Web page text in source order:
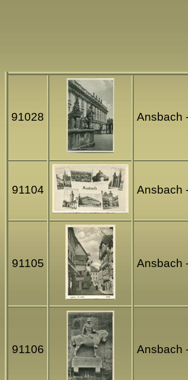
91028 Ansbach
91104 Ansbach
91105 Ansbach
91106 Ansbach